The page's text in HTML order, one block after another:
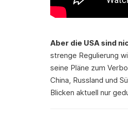
Aber die USA sind
strenge Regulierung
seine Pläne zum
China, Russland und
Blicken aktuell nur